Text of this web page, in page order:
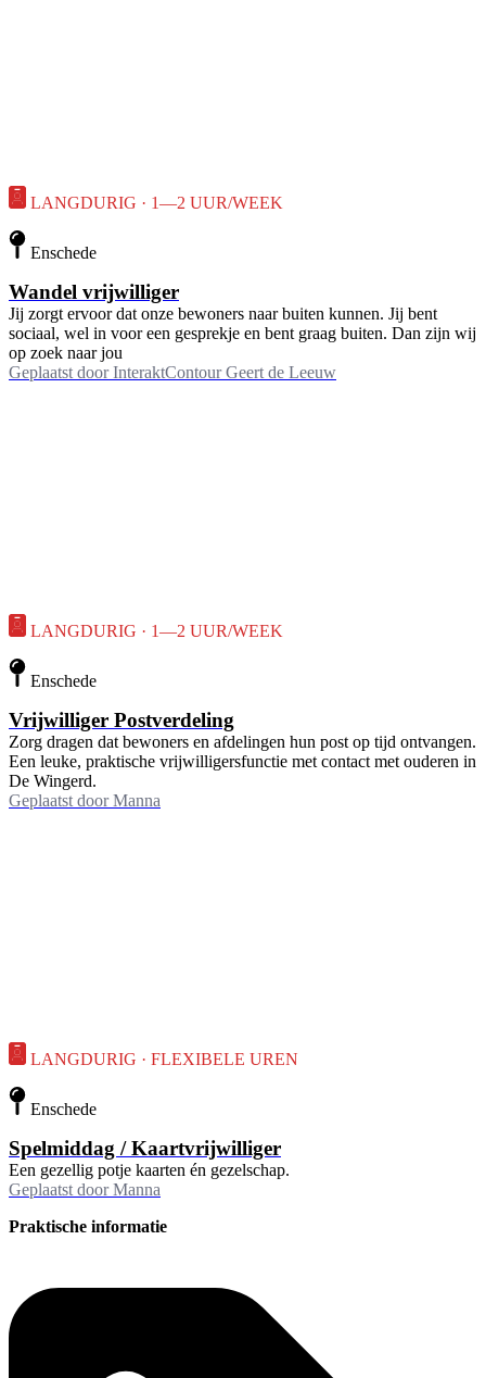
LANGDURIG · 1—2 UUR/WEEK
Enschede
Wandel vrijwilliger
Jij zorgt ervoor dat onze bewoners naar buiten kunnen. Jij bent
sociaal, wel in voor een gesprekje en bent graag buiten. Dan zijn wij
op zoek naar jou
Geplaatst door InteraktContour Geert de Leeuw
LANGDURIG · 1—2 UUR/WEEK
Enschede
Vrijwilliger Postverdeling
Zorg dragen dat bewoners en afdelingen hun post op tijd ontvangen.
Een leuke, praktische vrijwilligersfunctie met contact met ouderen in
De Wingerd.
Geplaatst door Manna
LANGDURIG · FLEXIBELE UREN
Enschede
Spelmiddag / Kaartvrijwilliger
Een gezellig potje kaarten én gezelschap.
Geplaatst door Manna
Praktische informatie